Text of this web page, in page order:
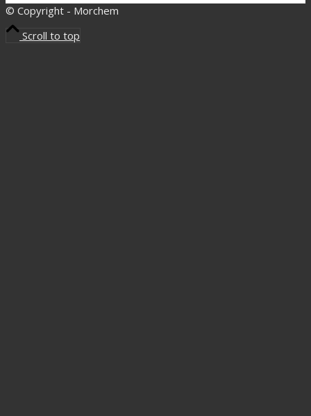
© Copyright - Morchem
Scroll to top